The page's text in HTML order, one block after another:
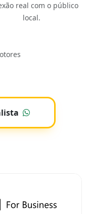
real com o público
local.